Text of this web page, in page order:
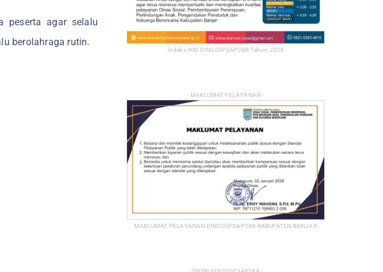
peserta agar selalu
berolahraga rutin.
Indeks IKM DINSOSP3AP2KB Tahun 2026
- MAKLUMAT PELAYANAN -
MAKLUMAT PELAYANAN DINSOSP3AP2KB KABUPATEN BANJAR